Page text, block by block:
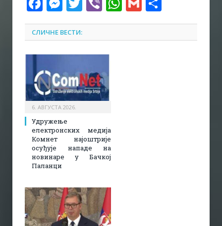
СЛИЧНЕ ВЕСТИ:
6. АВГУСТА 2026.
Удружење
електронских медија
Комнет најоштрије
осуђује нападе на
новинаре у Бачкој
Паланци